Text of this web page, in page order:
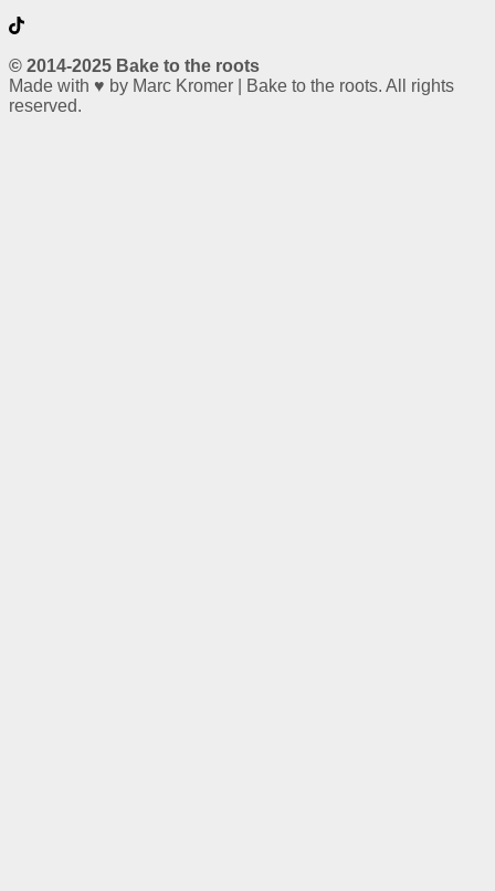
© 2014-2025 Bake to the roots
Made with ♥ by Marc Kromer | Bake to the roots. All rights
reserved.